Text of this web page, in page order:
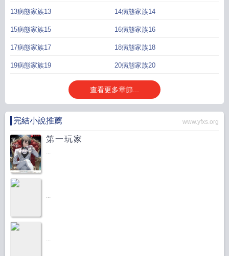
主男配類型基本都不正常，超級惡劣的天龍人（地位或者能力上），多是又病又
好這口的不要看。不是女強文，所以可能男強女弱。不要攻擊女主。排雷就這
13病態家族13 14病態家族14
15病態家族15 16病態家族16
17病態家族17 18病態家族18
19病態家族19 20病態家族20
查看更多章節...
完結小說推薦 www.yfxs.org
第一玩家
...
...
...